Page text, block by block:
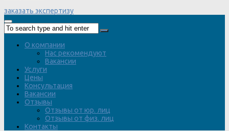
заказать экспертизу
О компании
Нас рекомендуют
Вакансии
Услуги
Цены
Консультация
Вакансии
Отзывы
Отзывы от юр. лиц
Отзывы от физ. лиц
Контакты